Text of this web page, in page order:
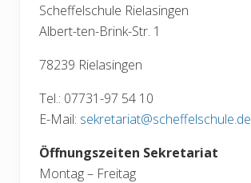
Scheffelschule Rielasingen
Albert-ten-Brink-Str. 1
78239 Rielasingen
Tel.: 07731-97 54 10
E-Mail: sekretariat@scheffelschule.de
Öffnungszeiten Sekretariat
Montag – Freitag